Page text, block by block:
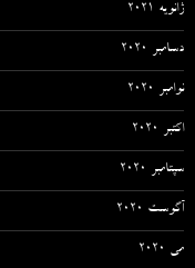
ژانویه 2021
دسامبر 2020
نوامبر 2020
اکتبر 2020
سپتامبر 2020
آگوست 2020
می 2020